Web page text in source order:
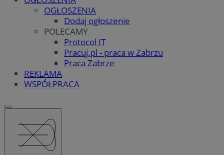
OGŁOSZENIA
Dodaj ogłoszenie
POLECAMY
Protocol IT
Pracuj.pl - praca w Zabrzu
Praca Zabrze
REKLAMA
WSPÓŁPRACA